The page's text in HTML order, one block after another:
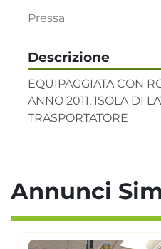
Descrizione
EQUIPAGGIATA CON
ANNO 2011, ISOLA DI
TRASPORTATORE
Pressa
Annunci